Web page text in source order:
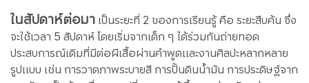
ในสัปดาห์ต่อมาเป็นระยะที่ 2 ของการเรียนรู้ คือ ระยะสืบค้น ซึ่ง
จะใช้เวลา 5 สัปดาห์ โดยเริ่มจากเด็ก ๆ ได้ร่วมกันถ่ายทอด
ประสบการณ์เดิมที่มีต่อผีเสื้อผ่านคำพูดและงานศิลปะหลากหลาย
รูปแบบ เช่น การวาดภาพระบายสี การปั้นดินน้ำมัน การประดิษฐ์จาก